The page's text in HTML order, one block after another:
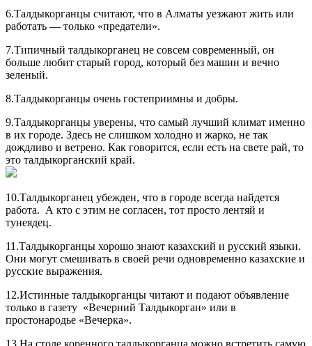
6.Талдыкорганцы считают, что в Алматы уезжают жить или
работать — только «предатели».
7.Типичный талдыкорганец не совсем современный, он
больше любит старый город, который без машин и вечно
зеленый.
8.Талдыкорганцы очень гостеприимны и добры.
9.Талдыкорганцы уверены, что самый лучший климат именно
в их городе. Здесь не слишком холодно и жарко, не так
дождливо и ветрено. Как говорится, если есть на свете рай, то
это талдыкорганский край.
10.Талдыкорганец убежден, что в городе всегда найдется
работа. А кто с этим не согласен, тот просто лентяй и
тунеядец.
11.Талдыкорганцы хорошо знают казахский и русский языки.
Они могут смешивать в своей речи одновременно казахские и
русские выражения.
12.Истинные талдыкорганцы читают и подают объявление
только в газету «Вечерний Талдыкорган» или в
простонародье «Вечерка».